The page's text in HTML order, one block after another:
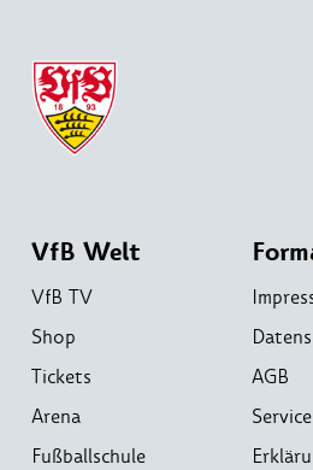
VfB Welt
VfB TV
Shop
Tickets
Arena
Fußballschule
AGB
Service